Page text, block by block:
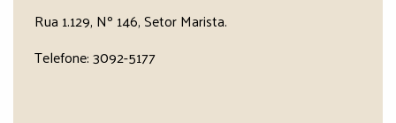
Rua 1.129, Nº 146, Setor Marista.
Telefone: 3092-5177